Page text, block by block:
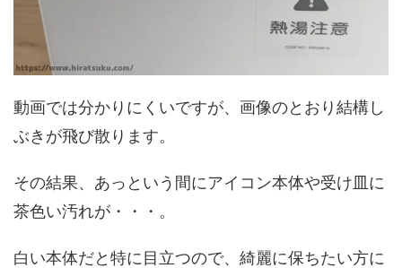
動画では分かりにくいですが、画像のとおり結構し
ぶきが飛び散ります。
その結果、あっという間にアイコン本体や受け皿に
茶色い汚れが・・・。
白い本体だと特に目立つので、綺麗に保ちたい方に